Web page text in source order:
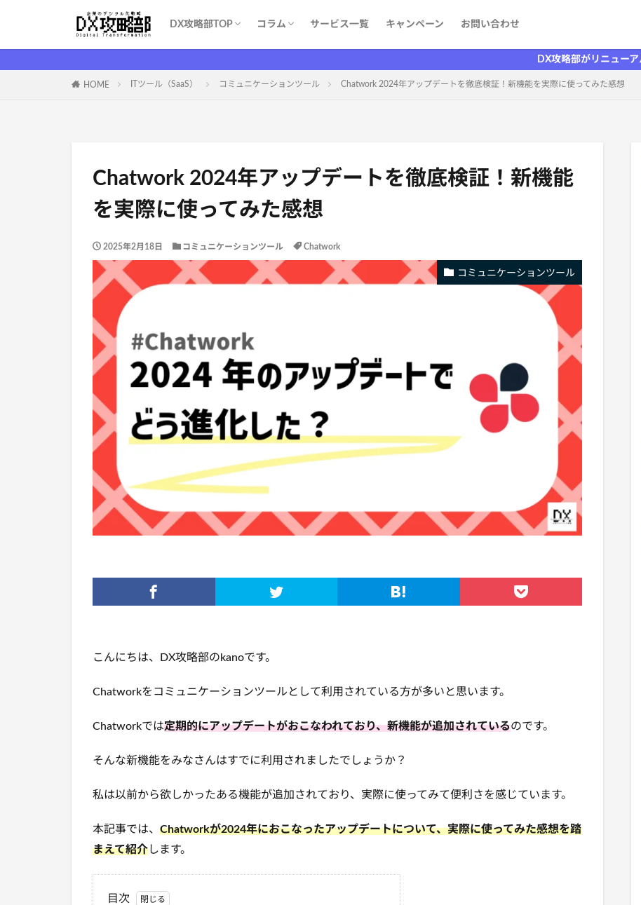
DX攻略部TOP コラム サービス一覧 キャンペーン お問い合わせ
DX攻略部がリニューアルしました！
HOME ITツール（SaaS） コミュニケーションツール Chatwork 2024年アップデートを徹底検証！新機能を実際に使ってみた感想
Chatwork 2024年アップデートを徹底検証！新機能
を実際に使ってみた感想
2025年2月18日 コミュニケーションツール Chatwork
コミュニケーションツール
こんにちは、DX攻略部のkanoです。
Chatworkをコミュニケーションツールとして利用されている方が多いと思います。
Chatworkでは定期的にアップデートがおこなわれており、新機能が追加されているのです。
そんな新機能をみなさんはすでに利用されましたでしょうか？
私は以前から欲しかったある機能が追加されており、実際に使ってみて便利さを感じています。
本記事では、 Chatworkが2024年におこなったアップデートについて、実際に使ってみた感想を踏
まえて紹介します。
目次